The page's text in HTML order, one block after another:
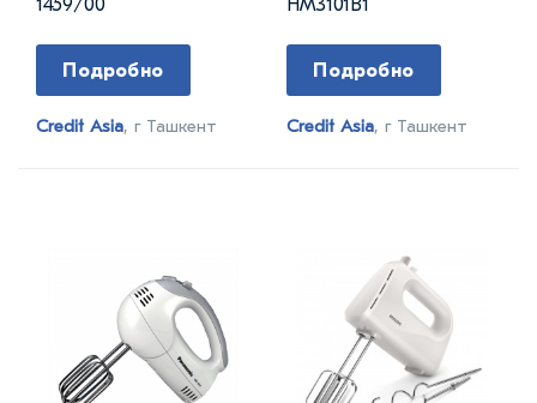
1459/00
Подробно
Credit Asia, г Ташкент
HM3101B1
Подробно
Credit Asia, г Ташкент